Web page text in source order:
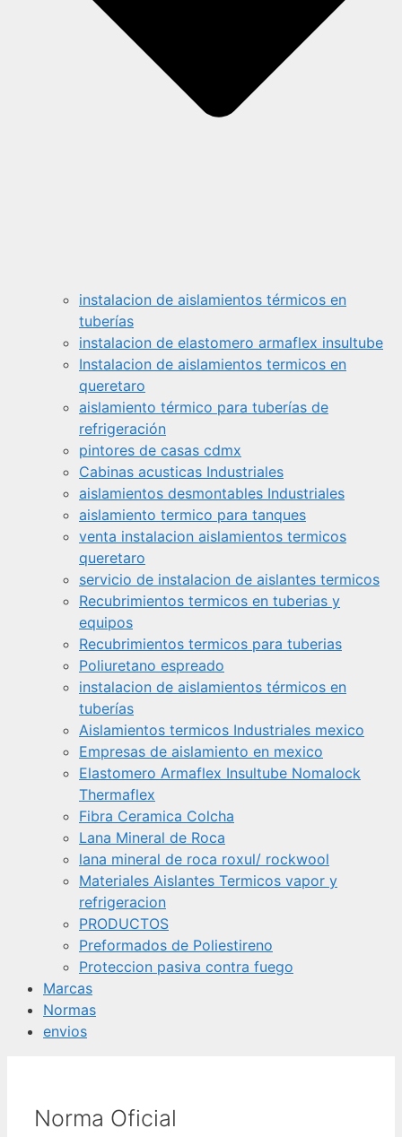
instalacion de aislamientos térmicos en
tuberías
instalacion de elastomero armaflex insultube
Instalacion de aislamientos termicos en
queretaro
aislamiento térmico para tuberías de
refrigeración
pintores de casas cdmx
Cabinas acusticas Industriales
aislamientos desmontables Industriales
aislamiento termico para tanques
venta instalacion aislamientos termicos
queretaro
servicio de instalacion de aislantes termicos
Recubrimientos termicos en tuberias y
equipos
Recubrimientos termicos para tuberias
Poliuretano espreado
instalacion de aislamientos térmicos en
tuberías
Aislamientos termicos Industriales mexico
Empresas de aislamiento en mexico
Elastomero Armaflex Insultube Nomalock
Thermaflex
Fibra Ceramica Colcha
Lana Mineral de Roca
lana mineral de roca roxul/ rockwool
Materiales Aislantes Termicos vapor y
refrigeracion
PRODUCTOS
Preformados de Poliestireno
Proteccion pasiva contra fuego
Marcas
Normas
envios
Norma Oficial